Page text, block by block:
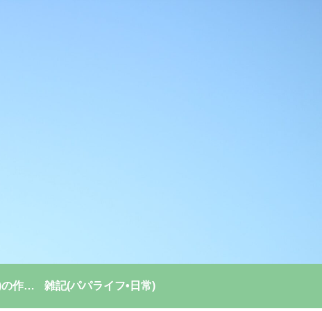
強い組織(チーム)の作り方 雑記(パパライフ•日常)